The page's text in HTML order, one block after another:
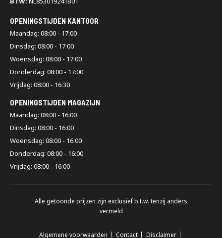
OPENINGSTIJDEN KANTOOR
Maandag: 08:00 - 17:00
Dinsdag: 08:00 - 17:00
Woensdag: 08:00 - 17:00
Donderdag: 08:00 - 17:00
Vrijdag: 08:00 - 16:30
OPENINGSTIJDEN MAGAZIJN
Maandag: 08:00 - 16:00
Dinsdag: 08:00 - 16:00
Woensdag: 08:00 - 16:00
Donderdag: 08:00 - 16:00
Vrijdag: 08:00 - 16:00
Alle getoonde prijzen zijn exclusief b.t.w. tenzij anders
vermeld
Algemene voorwaarden Contact Disclaimer